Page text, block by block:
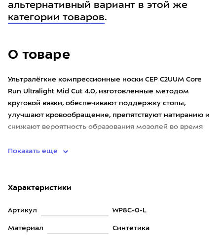
О товаре
Ультралёгкие компрессионные носки CEP C2UUM Core
Run Ultralight Mid Cut 4.0, изготовленные методом
круговой вязки, обеспечивают поддержку стопы,
улучшают кровообращение, препятствуют натиранию и
снижают вероятность образования мозолей во время
Показать еще
Характеристики
Артикул WP8C-0-L
Материал Синтетика
альтернативный вариант в этой же
категории товаров.